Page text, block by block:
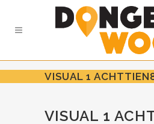
VISUAL 1
VISUAL 1